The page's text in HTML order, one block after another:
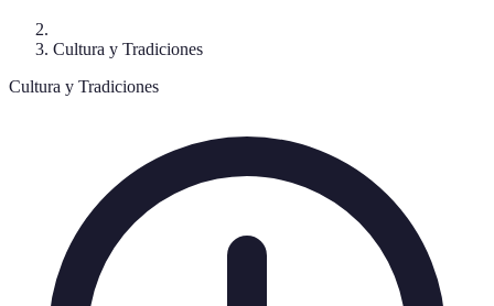
Cultura y Tradiciones
Cultura y Tradiciones